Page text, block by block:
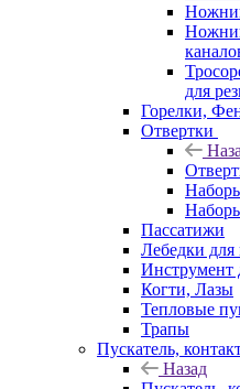
для
Горелки,
Отвертки
Пассатижи
Лебедки для
Инструмент
Когти, Лазы
Тепловые
Трапы
Пускатель,
Назад